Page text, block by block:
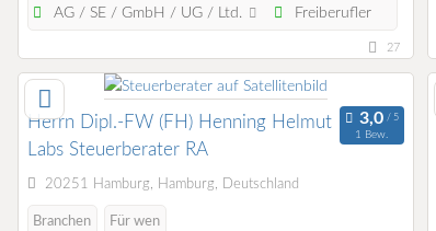
AG / SE / GmbH / UG / Ltd.
Freiberufler
27
Herrn Dipl.-FW (FH) Henning Helmut
Labs Steuerberater RA
1 Bew.
20251 Hamburg, Hamburg, Deutschland
Branchen Für wen